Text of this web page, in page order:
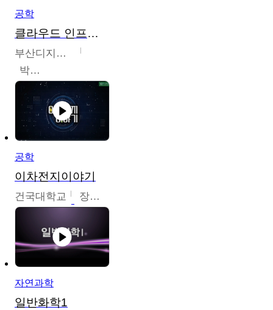
공학
클라우드 인프라 구축 및 활용
부산디지털대학교
박수현
공학
이차전지이야기
건국대학교 장호현
자연과학
일반화학1